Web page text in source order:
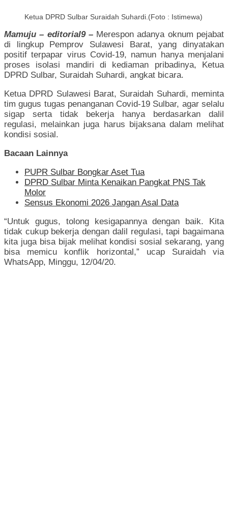
Ketua DPRD Sulbar Suraidah Suhardi.(Foto : Istimewa)
Mamuju – editorial9 – Merespon adanya oknum pejabat
di lingkup Pemprov Sulawesi Barat, yang dinyatakan
positif terpapar virus Covid-19, namun hanya menjalani
proses isolasi mandiri di kediaman pribadinya, Ketua
DPRD Sulbar, Suraidah Suhardi, angkat bicara.
Ketua DPRD Sulawesi Barat, Suraidah Suhardi, meminta
tim gugus tugas penanganan Covid-19 Sulbar, agar selalu
sigap serta tidak bekerja hanya berdasarkan dalil
regulasi, melainkan juga harus bijaksana dalam melihat
kondisi sosial.
Bacaan Lainnya
PUPR Sulbar Bongkar Aset Tua
DPRD Sulbar Minta Kenaikan Pangkat PNS Tak
Molor
Sensus Ekonomi 2026 Jangan Asal Data
“Untuk gugus, tolong kesigapannya dengan baik. Kita
tidak cukup bekerja dengan dalil regulasi, tapi bagaimana
kita juga bisa bijak melihat kondisi sosial sekarang, yang
bisa memicu konflik horizontal,” ucap Suraidah via
WhatsApp, Minggu, 12/04/20.